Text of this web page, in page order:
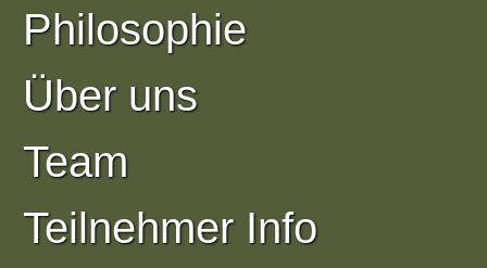
Philosophie
Über uns
Team
Teilnehmer Info